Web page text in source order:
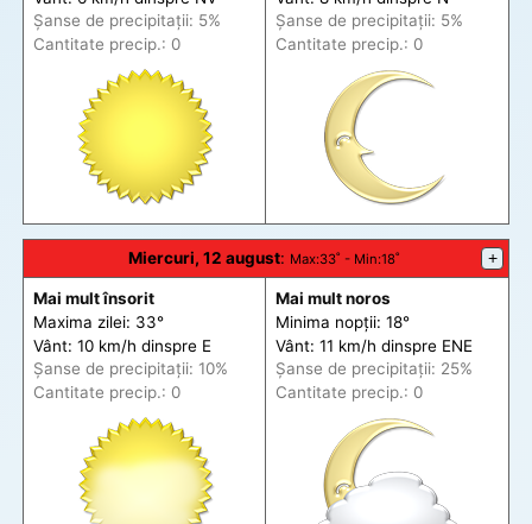
Șanse de precipitații: 5%
Cantitate precip.: 0
Șanse de precipitații: 5%
Cantitate precip.: 0
Miercuri, 12 august: Max:33˚ - Min:18˚ +
Mai mult însorit
Maxima zilei: 33°
Vânt: 10 km/h dinspre E
Șanse de precipitații: 10%
Cantitate precip.: 0
Mai mult noros
Minima nopții: 18°
Vânt: 11 km/h dinspre ENE
Șanse de precipitații: 25%
Cantitate precip.: 0